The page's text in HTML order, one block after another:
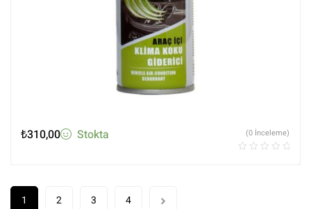
₺310,00 Stokta (0 İnceleme)
1 2 3 4